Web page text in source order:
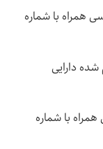
همراه با شماره
دارایی
همراه با شماره